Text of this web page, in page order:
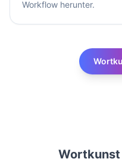
Workflow herunter.
Wortkunst